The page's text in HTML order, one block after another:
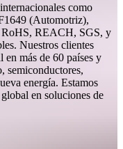
como
(Automotriz),
REACH, SGS, y
Nuestros clientes
en más de 60 países y
semiconductores,
energía. Estamos
en soluciones de